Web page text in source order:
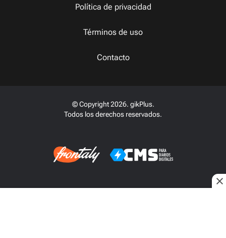
Política de privacidad
Términos de uso
Contacto
© Copyright 2026. gikPlus.
Todos los derechos reservados.